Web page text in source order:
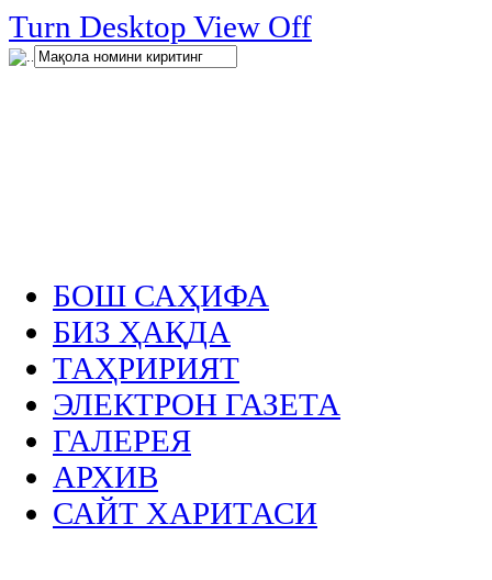
Turn Desktop View Off
.
БОШ САҲИФА
БИЗ ҲАҚДА
ТАҲРИРИЯТ
ЭЛЕКТРОН ГАЗЕТА
ГАЛЕРЕЯ
АРХИВ
САЙТ ХАРИТАСИ